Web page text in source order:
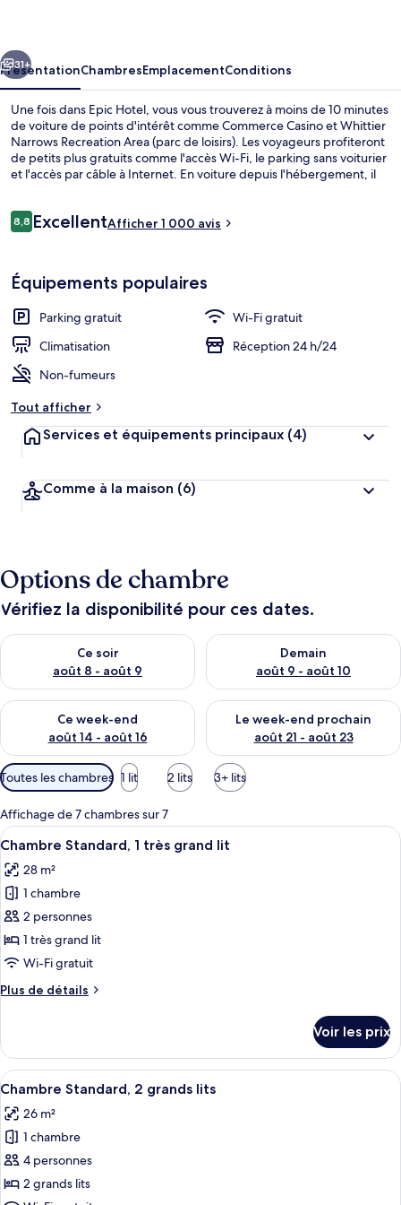
Suivant
31+
PrésentationChambresEmplacementConditions
Une fois dans Epic Hotel, vous vous trouverez à moins de 10 minutes
de voiture de points d'intérêt comme Commerce Casino et Whittier
Narrows Recreation Area (parc de loisirs). Les voyageurs profiteront
de petits plus gratuits comme l'accès Wi-Fi, le parking sans voiturier
et l'accès par câble à Internet. En voiture depuis l'hébergement, il
(université).Le personnel attentionné et la présentation générale
Avis
voyageurs
8,88,8 sur 10
ExcellentAfficher 1 000 avis
Équipements populaires
Parking gratuit
Wi-Fi gratuit
Climatisation
Réception 24 h/24
Non-fumeurs
Tout afficher
Services et équipements principaux (4)
Comme à la maison (6)
Options de chambre
Vérifiez la disponibilité pour ces dates.
Ce soir
août 8 - août 9
Vérifier la disponibilité pour ce soir août 8 - août 9
Demain
août 9 - août 10
Vérifier la disponibilité pour
Ce week-end
août 14 - août 16
Vérifier la disponibilité pour ce week-end août 14 - août 16
Le week-end prochain
août 21 - août 23
Vérifier la disponibilité pour
Filtres
disponibles
pour
les
chambres
Toutes les chambres 1 lit 2 lits 3+ lits
Affichage de 7 chambres sur 7
Afficher
toutes
les
photos
pour
ce
type
chambre :
très
grand
lit
Une chambre d’hôtel avec un lit,
5
Chambre Standard, 1 très grand lit
28 m²
1 chambre
2 personnes
1 très grand lit
Wi-Fi gratuit
Plus de détails
Plus
le
type
de
Chambre
Standard,
très
grand
lit
Voir les prix
Afficher
toutes
les
photos
pour
ce
Une chambre d’hôtel avec deux lits,
9
Chambre Standard, 2 grands lits
26 m²
1 chambre
4 personnes
2 grands lits